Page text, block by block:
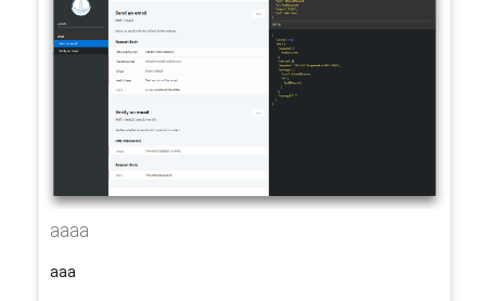
aaaa
aaa